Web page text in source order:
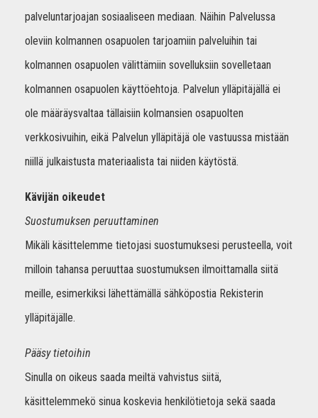
palveluntarjoajan sosiaaliseen mediaan. Näihin Palvelussa
oleviin kolmannen osapuolen tarjoamiin palveluihin tai
kolmannen osapuolen välittämiin sovelluksiin sovelletaan
kolmannen osapuolen käyttöehtoja. Palvelun ylläpitäjällä ei
ole määräysvaltaa tällaisiin kolmansien osapuolten
verkkosivuihin, eikä Palvelun ylläpitäjä ole vastuussa mistään
niillä julkaistusta materiaalista tai niiden käytöstä.
Kävijän oikeudet
Suostumuksen peruuttaminen
Mikäli käsittelemme tietojasi suostumuksesi perusteella, voit
milloin tahansa peruuttaa suostumuksen ilmoittamalla siitä
meille, esimerkiksi lähettämällä sähköpostia Rekisterin
ylläpitäjälle.
Pääsy tietoihin
Sinulla on oikeus saada meiltä vahvistus siitä,
käsittelemmekö sinua koskevia henkilötietoja sekä saada